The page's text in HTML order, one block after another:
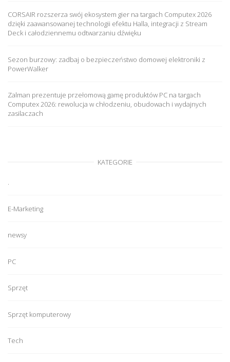
CORSAIR rozszerza swój ekosystem gier na targach Computex 2026
dzięki zaawansowanej technologii efektu Halla, integracji z Stream
Deck i całodziennemu odtwarzaniu dźwięku
Sezon burzowy: zadbaj o bezpieczeństwo domowej elektroniki z
PowerWalker
Zalman prezentuje przełomową gamę produktów PC na targach
Computex 2026: rewolucja w chłodzeniu, obudowach i wydajnych
zasilaczach
KATEGORIE
.
E-Marketing
newsy
PC
Sprzęt
Sprzęt komputerowy
Tech